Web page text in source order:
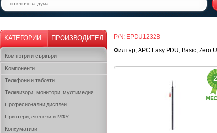
КАТЕГОРИИ ПРОИЗВОДИТЕЛ
Компютри и сървъри
Kомпоненти
Телефони и таблети
Телевизори, монитори, мултимедия
Професионални дисплеи
Принтери, скенери и МФУ
Консумативи
P/N: EPDU1232B
Филтър, APC Easy PDU, Basic, Zero